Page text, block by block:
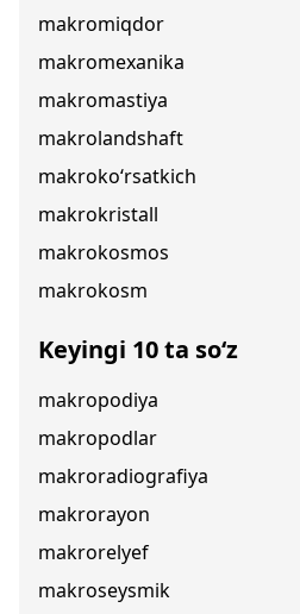
makromiqdor
makromexanika
makromastiya
makrolandshaft
makroko‘rsatkich
makrokristall
makrokosmos
makrokosm
Keyingi 10 ta so‘z
makropodiya
makropodlar
makroradiografiya
makrorayon
makrorelyef
makroseysmik